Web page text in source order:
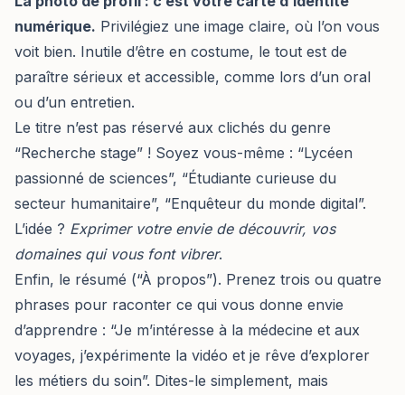
numérique. Privilégiez une image claire, où l’on vous
voit bien. Inutile d’être en costume, le tout est de
paraître sérieux et accessible, comme lors d’un oral
ou d’un entretien.
Le titre n’est pas réservé aux clichés du genre
“Recherche stage” ! Soyez vous-même : “Lycéen
passionné de sciences”, “Étudiante curieuse du
secteur humanitaire”, “Enquêteur du monde digital”.
L’idée ? Exprimer votre envie de découvrir, vos
domaines qui vous font vibrer.
Enfin, le résumé (“À propos”). Prenez trois ou quatre
phrases pour raconter ce qui vous donne envie
d’apprendre : “Je m’intéresse à la médecine et aux
voyages, j’expérimente la vidéo et je rêve d’explorer
les métiers du soin”. Dites-le simplement, mais